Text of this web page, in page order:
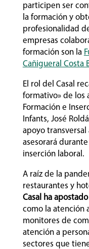
participen ser
la formación y
profesionalidad
empresas
formación son la
Cañigueral Costa
El rol del Casal
formativo» de los
Formación e
Infants, José
apoyo
asesorará
inserción laboral.
A raíz de la
restaurantes y
Casal ha
como la atención
monitores de
atención a
sectores que